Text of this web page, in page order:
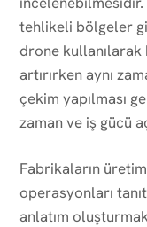
tehlikeli bölgeler
drone kullanılarak
artırırken aynı
çekim yapılması
zaman ve iş gücü
Fabrikaların
operasyonları
anlatım